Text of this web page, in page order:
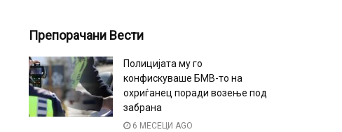
Препорачани Вести
Полицијата му го
конфискуваше БМВ-то на
охриѓанец поради возење под
забрана
6 МЕСЕЦИ AGO